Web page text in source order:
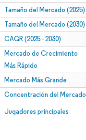
Tamaño del Mercado (2025)
Tamaño del Mercado (2030)
CAGR (2025 - 2030)
Mercado de Crecimiento
Más Rápido
Mercado Más Grande
Concentración del Mercado
Jugadores principales